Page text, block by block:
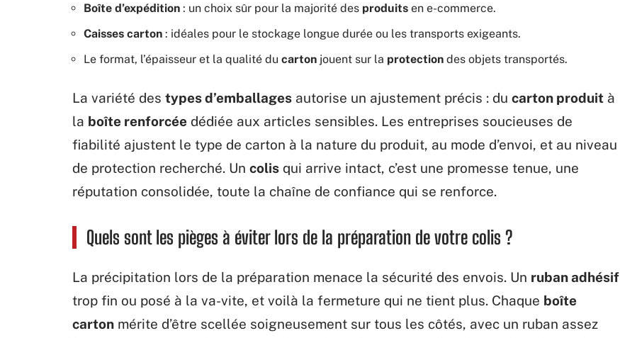
Boîte d’expédition : un choix sûr pour la majorité des produits en e-commerce.
Caisses carton : idéales pour le stockage longue durée ou les transports exigeants.
Le format, l’épaisseur et la qualité du carton jouent sur la protection des objets transportés.
La variété des types d’emballages autorise un ajustement précis : du carton produit à
la boîte renforcée dédiée aux articles sensibles. Les entreprises soucieuses de
fiabilité ajustent le type de carton à la nature du produit, au mode d’envoi, et au niveau
de protection recherché. Un colis qui arrive intact, c’est une promesse tenue, une
réputation consolidée, toute la chaîne de confiance qui se renforce.
Quels sont les pièges à éviter lors de la préparation de votre colis ?
La précipitation lors de la préparation menace la sécurité des envois. Un ruban adhésif
trop fin ou posé à la va-vite, et voilà la fermeture qui ne tient plus. Chaque boîte
carton mérite d’être scellée soigneusement sur tous les côtés, avec un ruban assez